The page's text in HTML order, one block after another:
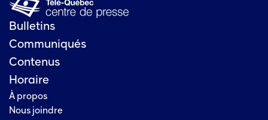
Bulletins
Communiqués
Contenus
Horaire
À propos
Nous joindre